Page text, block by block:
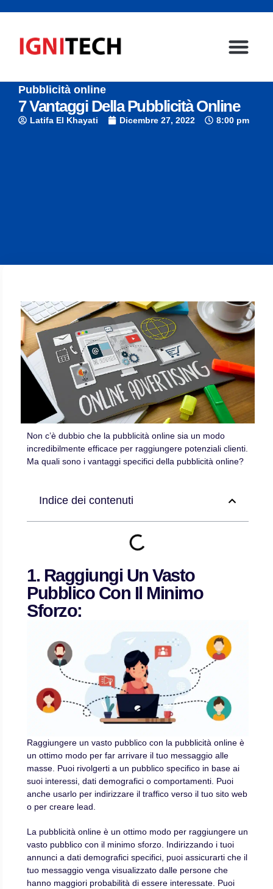
Pubblicità online
7 Vantaggi Della Pubblicità Online
Latifa El Khayati Dicembre 27, 2022 8:00 pm
Non c’è dubbio che la pubblicità online sia un modo
incredibilmente efficace per raggiungere potenziali clienti.
Ma quali sono i vantaggi specifici della pubblicità online?
Indice dei contenuti
1. Raggiungi Un Vasto
Pubblico Con Il Minimo
Sforzo:
Raggiungere un vasto pubblico con la pubblicità online è
un ottimo modo per far arrivare il tuo messaggio alle
masse. Puoi rivolgerti a un pubblico specifico in base ai
suoi interessi, dati demografici o comportamenti. Puoi
anche usarlo per indirizzare il traffico verso il tuo sito web
o per creare lead.
La pubblicità online è un ottimo modo per raggiungere un
vasto pubblico con il minimo sforzo. Indirizzando i tuoi
annunci a dati demografici specifici, puoi assicurarti che il
tuo messaggio venga visualizzato dalle persone che
hanno maggiori probabilità di essere interessate. Puoi